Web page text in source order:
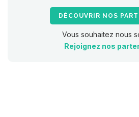
DÉCOUVRIR NOS
Vous souhaitez nous
Rejoignez nos